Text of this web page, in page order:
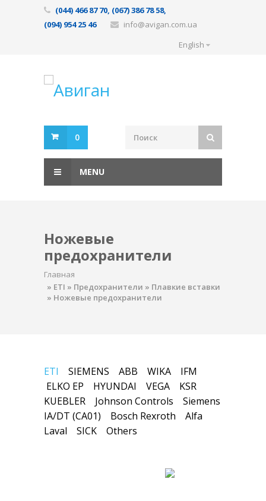
(044) 466 87 70, (067) 386 78 58,
(094) 954 25 46
info@avigan.com.ua
English
0
MENU
Ножевые
предохранители
Главная
» ETI » Предохранители » Плавкие вставки
» Ножевые предохранители
ETI SIEMENS ABB WIKA
IFM
ELKO EP
HYUNDAI VEGA
KSR
KUEBLER
Johnson Controls
Siemens
IA/DT (CA01)
Bosch Rexroth
Alfa
Laval
SICK Others